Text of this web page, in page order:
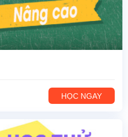
HỌC NGAY